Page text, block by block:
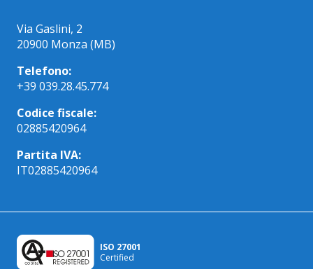
Via Gaslini, 2
20900 Monza (MB)
Telefono:
+39 039.28.45.774
Codice fiscale:
02885420964
Partita IVA:
IT02885420964
ISO 27001
Certified